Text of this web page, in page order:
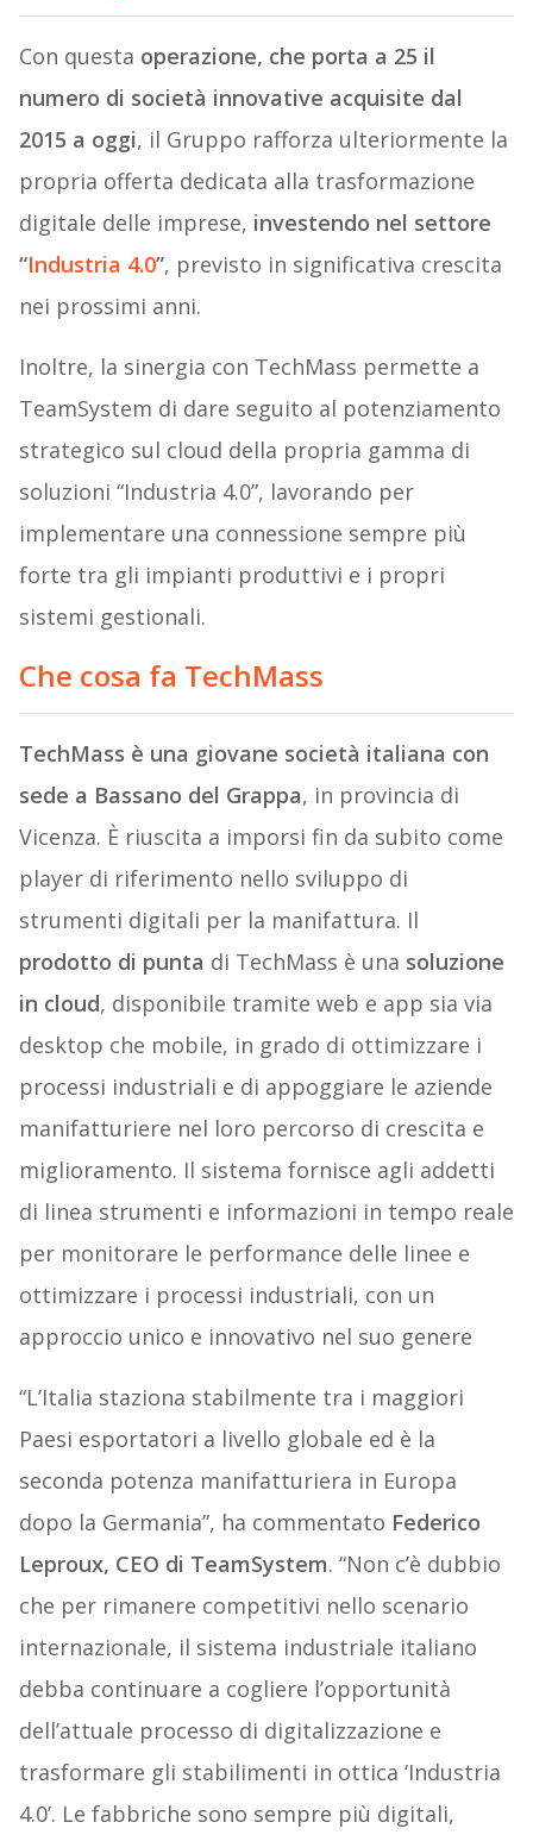
Con questa operazione, che porta a 25 il
numero di società innovative acquisite dal
2015 a oggi, il Gruppo rafforza ulteriormente la
propria offerta dedicata alla trasformazione
digitale delle imprese, investendo nel settore
“Industria 4.0”, previsto in significativa crescita
nei prossimi anni.
Inoltre, la sinergia con TechMass permette a
TeamSystem di dare seguito al potenziamento
strategico sul cloud della propria gamma di
soluzioni “Industria 4.0”, lavorando per
implementare una connessione sempre più
forte tra gli impianti produttivi e i propri
sistemi gestionali.
Che cosa fa TechMass
TechMass è una giovane società italiana con
sede a Bassano del Grappa, in provincia di
Vicenza. È riuscita a imporsi fin da subito come
player di riferimento nello sviluppo di
strumenti digitali per la manifattura. Il
prodotto di punta di TechMass è una soluzione
in cloud, disponibile tramite web e app sia via
desktop che mobile, in grado di ottimizzare i
processi industriali e di appoggiare le aziende
manifatturiere nel loro percorso di crescita e
miglioramento. Il sistema fornisce agli addetti
di linea strumenti e informazioni in tempo reale
per monitorare le performance delle linee e
ottimizzare i processi industriali, con un
approccio unico e innovativo nel suo genere
“L’Italia staziona stabilmente tra i maggiori
Paesi esportatori a livello globale ed è la
seconda potenza manifatturiera in Europa
dopo la Germania”, ha commentato Federico
Leproux, CEO di TeamSystem. “Non c’è dubbio
che per rimanere competitivi nello scenario
internazionale, il sistema industriale italiano
debba continuare a cogliere l’opportunità
dell’attuale processo di digitalizzazione e
trasformare gli stabilimenti in ottica ‘Industria
4.0’. Le fabbriche sono sempre più digitali,